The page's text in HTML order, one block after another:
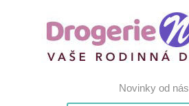
Novinky od nás